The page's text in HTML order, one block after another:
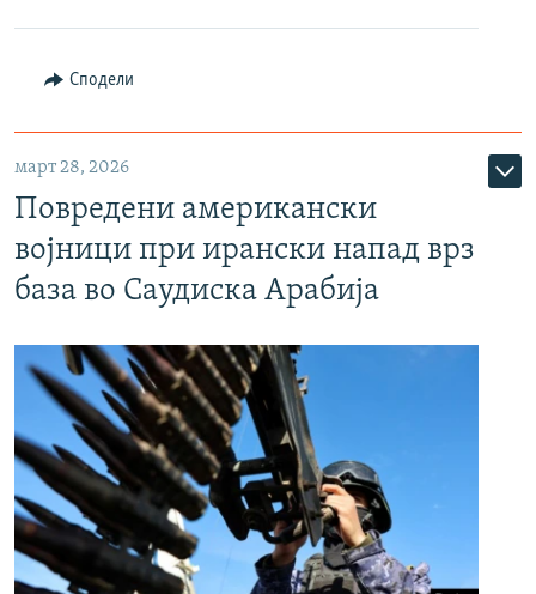
Сподели
март 28, 2026
Повредени американски
војници при ирански напад врз
база во Саудиска Арабија